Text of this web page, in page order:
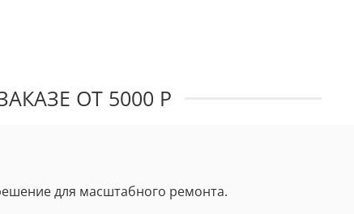
ОТ 5000 Р
для масштабного ремонта.